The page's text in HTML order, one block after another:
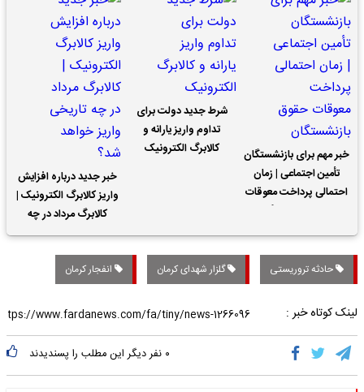
خبر مهم برای بازنشستگان
تأمین اجتماعی | زمان
احتمالی پرداخت معوقات
شرط جدید دولت برای
تداوم واریز یارانه و
کالابرگ الکترونیک
خبر جدید درباره افزایش
واریز کالابرگ الکترونیک |
کالابرگ مرداد در چه
تاریخی واریز خواهد شد؟
حادثه تروریستی گلزار شهدای کرمان انفجار کرمان
لینک کوتاه خبر :
۰ نفر دیگر این مطلب را پسندیدند